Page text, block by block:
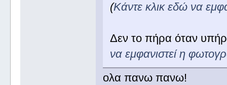
(Κάντε κλικ εδώ να
Δεν το πήρα όταν
να εμφανιστεί η
ολα πανω πανω!